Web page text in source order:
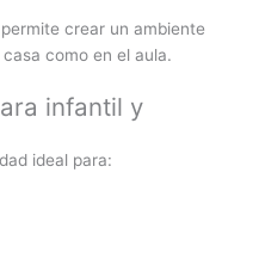
crear un ambiente
como en el aula.
infantil y
ideal para: